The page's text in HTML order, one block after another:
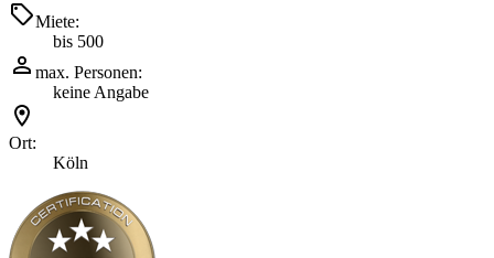
Miete:
bis 500
max. Personen:
keine Angabe
Ort:
Köln